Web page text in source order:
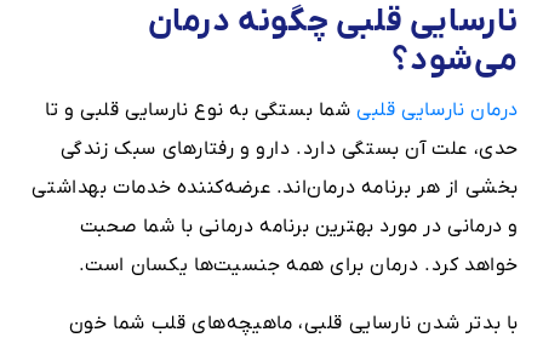
نارسایی قلبی چگونه درمان
می‌شود؟
درمان نارسایی قلبیشما بستگی به نوع نارسایی قلبی و تا
حدی، علت آن بستگی دارد. دارو و رفتارهای سبک‌ زندگی
بخشی از هر برنامه درمان‌اند. عرضه‌کننده خدمات بهداشتی
و درمانی در مورد بهترین برنامه درمانی با شما صحبت
خواهد کرد. درمان برای همه جنسیت‌ها یکسان است.
با بدتر شدن نارسایی قلبی، ماهیچه‌های قلب شما خون